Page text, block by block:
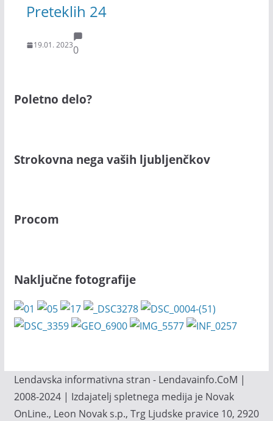
Preteklih 24
19.01. 20230
Poletno delo?
Strokovna nega vaših ljubljenčkov
Procom
Naključne fotografije
Lendavska informativna stran - Lendavainfo.CoM |
2008-2024 | Izdajatelj spletnega medija je Novak
OnLine., Leon Novak s.p., Trg Ljudske pravice 10, 2920